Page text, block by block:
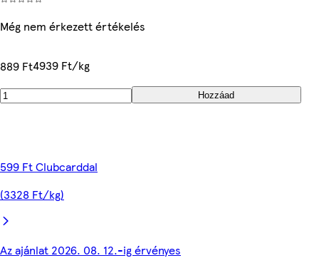
Még nem érkezett értékelés
889 Ft4939 Ft/kg
Hozzáad
599 Ft Clubcarddal
(3328 Ft/kg)
Az ajánlat 2026. 08. 12.-ig érvényes